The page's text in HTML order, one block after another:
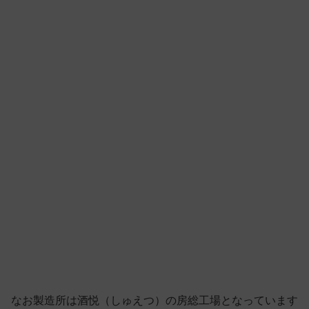
なお製造所は酒悦（しゅえつ）の房総工場となっています